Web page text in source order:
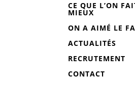
CE QUE L’ON
MIEUX
ON A AIMÉ LE
ACTUALITÉS
RECRUTEMENT
CONTACT